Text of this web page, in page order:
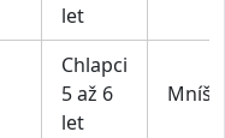
let
Chlapci
5 až 6
let